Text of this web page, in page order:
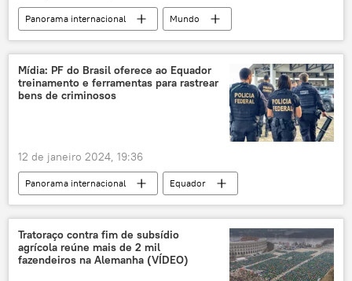
Panorama internacional
Mundo
Estados Unidos
Forças Armadas dos Estados Unidos
Hasaka
Síria
Hamas
Sputnik
Deir ez-Zor
mar Vermelho
Mídia: PF do Brasil oferece ao Equador
treinamento e ferramentas para rastrear
bens de criminosos
12 de janeiro 2024, 19:36
Panorama internacional
Equador
Andrei Rodrigues
Brasil
Polícia Federal (PF)
crime organizado
drogas
treinamento
inteligência
Tratoraço contra fim de subsídio
agrícola reúne mais de 2 mil
fazendeiros na Alemanha (VÍDEO)